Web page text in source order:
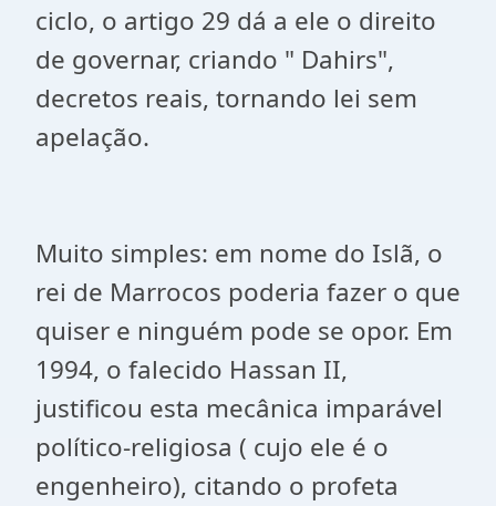
ciclo, o artigo 29 dá a ele o direito
de governar, criando " Dahirs",
decretos reais, tornando lei sem
apelação.
Muito simples: em nome do Islã, o
rei de Marrocos poderia fazer o que
quiser e ninguém pode se opor. Em
1994, o falecido Hassan II,
justificou esta mecânica imparável
político-religiosa ( cujo ele é o
engenheiro), citando o profeta